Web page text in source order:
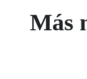
Más